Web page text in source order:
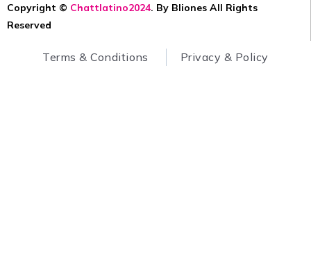
Copyright © Chattlatino2024. By Bliones All Rights
Reserved
Terms & Conditions Privacy & Policy